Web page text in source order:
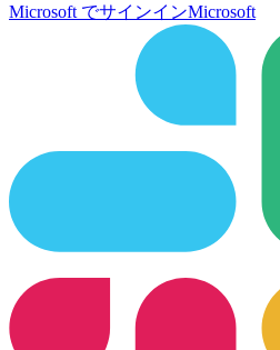
Microsoft でサインインMicrosoft